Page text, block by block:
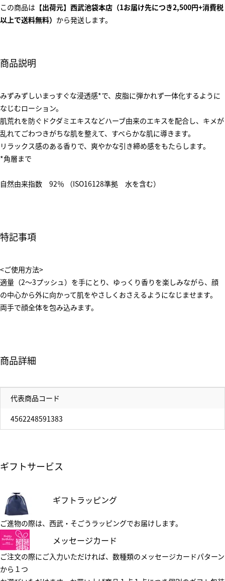
この商品は 【出荷元】西武池袋本店（1お届け先につき2,500円+消費税
以上で送料無料） から発送します。
商品説明
みずみずしいまっすぐな浸透感*で、皮脂に弾かれず一体化するように
なじむローション。
肌荒れを防ぐドクダミエキスなどハーブ由来のエキスを配合し、キメが
乱れてごわつきがちな肌を整えて、すべらかな肌に導きます。
リラックス感のある香りで、爽やかな引き締め感をもたらします。
*角層まで
自然由来指数 92％ （ISO16128準拠 水を含む）
特記事項
<ご使用方法>
適量（2～3プッシュ）を手にとり、ゆっくり香りを楽しみながら、顔
の中心から外に向かって肌をやさしくおさえるようになじませます。
両手で顔全体を包み込みます。
商品詳細
代表商品コード
4562248591383
ギフトサービス
ギフトラッピング
ご進物の際は、西武・そごうラッピングでお届けします。
メッセージカード
ご注文の際にご入力いただければ、数種類のメッセージカードパターン
から１つ